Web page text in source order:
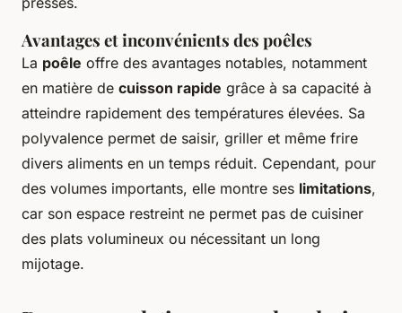
Avantages et inconvénients des poêles
La poêle offre des avantages notables, notamment
en matière de cuisson rapide grâce à sa capacité à
atteindre rapidement des températures élevées. Sa
polyvalence permet de saisir, griller et même frire
divers aliments en un temps réduit. Cependant, pour
des volumes importants, elle montre ses limitations,
car son espace restreint ne permet pas de cuisiner
des plats volumineux ou nécessitant un long
mijotage.